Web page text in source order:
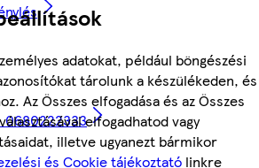
adatokat, például böngészési
tárolunk a készülékeden, és
Az Összes elfogadása és az Összes
elfogadhatod vagy
illetve ugyanezt bármikor
és Cookie tájékoztató linkre
0680222333